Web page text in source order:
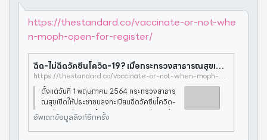
https://thestandard.co/vaccinate-or-not-whe
n-moph-open-for-register/
ฉีด-ไม่ฉีดวัคซีนโควิด-19? เมื่อกระทรวงสาธารณสุขเปิดให้ลงทะเบียนฉีดวัคซีน – THE STANDARD
https://thestandard.co/vaccinate-or-not-when-moph-open-for-register/
ตั้งแต่วันที่ 1 พฤษภาคม 2564 กระทรวงสาธาร
ณสุขเปิดให้ประชาชนลงทะเบียนฉีดวัคซีนโควิด-
19 ผ่าน 3 ช่องทางคือ LINE OA / แอปพลิเคชัน
‘หมอพร้อม’ โรงพยาบาลใกล้บ้านที่มีประวัติการรั
กษา อาสาสมัครสาธารณสุขประ
อัพเดทข้อมูลลิงก์อีกครั้ง